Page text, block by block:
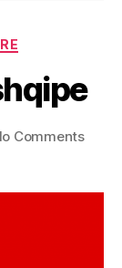
Commentson
të